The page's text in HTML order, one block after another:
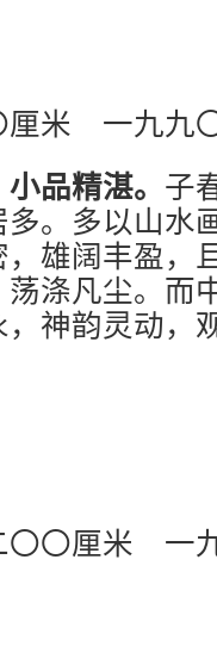
厘米 一九九
品精湛。 子
。多以山水
雄阔丰盈，
涤凡尘。而
神韵灵动，
〇厘米 一